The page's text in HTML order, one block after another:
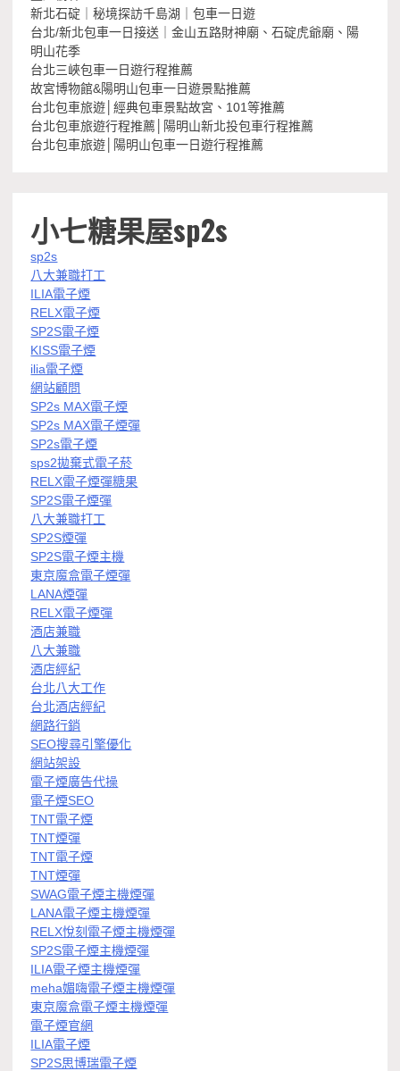
新北石碇｜秘境探訪千島湖｜包車一日遊
台北/新北包車一日接送｜金山五路財神廟、石碇虎爺廟、陽
明山花季
台北三峽包車一日遊行程推薦
故宮博物館&陽明山包車一日遊景點推薦
台北包車旅遊│經典包車景點故宮、101等推薦
台北包車旅遊行程推薦│陽明山新北投包車行程推薦
台北包車旅遊│陽明山包車一日遊行程推薦
小七糖果屋sp2s
sp2s
八大兼職打工
ILIA電子煙
RELX電子煙
SP2S電子煙
KISS電子煙
ilia電子煙
網站顧問
SP2s MAX電子煙
SP2s MAX電子煙彈
SP2s電子煙
sps2拋棄式電子菸
RELX電子煙彈糖果
SP2S電子煙彈
八大兼職打工
SP2S煙彈
SP2S電子煙主機
東京魔盒電子煙彈
LANA煙彈
RELX電子煙彈
酒店兼職
八大兼職
酒店經紀
台北八大工作
台北酒店經紀
網路行銷
SEO搜尋引擎優化
網站架設
電子煙廣告代操
電子煙SEO
TNT電子煙
TNT煙彈
TNT電子煙
TNT煙彈
SWAG電子煙主機煙彈
LANA電子煙主機煙彈
RELX悅刻電子煙主機煙彈
SP2S電子煙主機煙彈
ILIA電子煙主機煙彈
meha媚嗨電子煙主機煙彈
東京魔盒電子煙主機煙彈
電子煙官網
ILIA電子煙
SP2S思博瑞電子煙